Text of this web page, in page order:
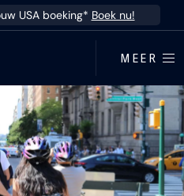
USA boeking* Boek nu!
MEER